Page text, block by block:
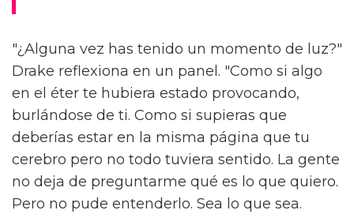
"¿Alguna vez has tenido un momento de luz?"
Drake reflexiona en un panel. "Como si algo
en el éter te hubiera estado provocando,
burlándose de ti. Como si supieras que
deberías estar en la misma página que tu
cerebro pero no todo tuviera sentido. La gente
no deja de preguntarme qué es lo que quiero.
Pero no pude entenderlo. Sea lo que sea.